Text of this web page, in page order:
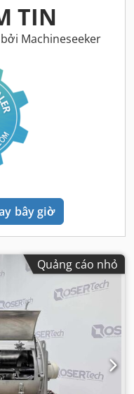
TIN
Machineseeker
bây giờ
Quảng cáo nhỏ